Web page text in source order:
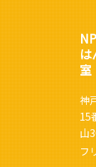
は
室
神
15
山
フ